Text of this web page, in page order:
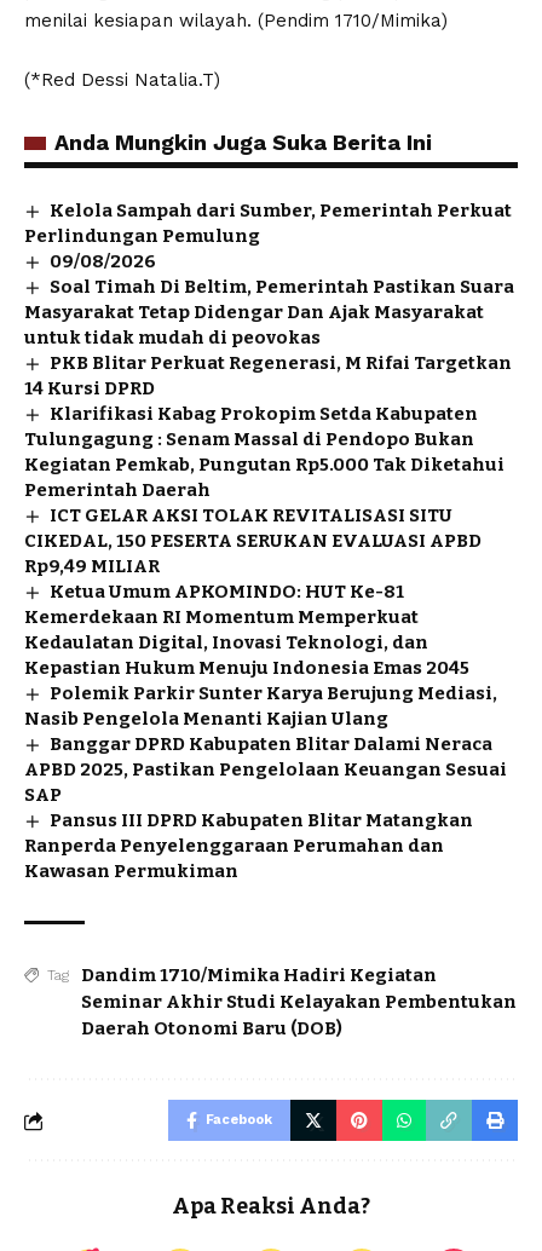
menilai kesiapan wilayah. (Pendim 1710/Mimika)
(*Red Dessi Natalia.T)
Anda Mungkin Juga Suka Berita Ini
Kelola Sampah dari Sumber, Pemerintah Perkuat
Perlindungan Pemulung
09/08/2026
Soal Timah Di Beltim, Pemerintah Pastikan Suara
Masyarakat Tetap Didengar Dan Ajak Masyarakat
untuk tidak mudah di peovokas
PKB Blitar Perkuat Regenerasi, M Rifai Targetkan
14 Kursi DPRD
Klarifikasi Kabag Prokopim Setda Kabupaten
Tulungagung : Senam Massal di Pendopo Bukan
Kegiatan Pemkab, Pungutan Rp5.000 Tak Diketahui
Pemerintah Daerah
ICT GELAR AKSI TOLAK REVITALISASI SITU
CIKEDAL, 150 PESERTA SERUKAN EVALUASI APBD
Rp9,49 MILIAR
Ketua Umum APKOMINDO: HUT Ke-81
Kemerdekaan RI Momentum Memperkuat
Kedaulatan Digital, Inovasi Teknologi, dan
Kepastian Hukum Menuju Indonesia Emas 2045
Polemik Parkir Sunter Karya Berujung Mediasi,
Nasib Pengelola Menanti Kajian Ulang
Banggar DPRD Kabupaten Blitar Dalami Neraca
APBD 2025, Pastikan Pengelolaan Keuangan Sesuai
SAP
Pansus III DPRD Kabupaten Blitar Matangkan
Ranperda Penyelenggaraan Perumahan dan
Kawasan Permukiman
Tag
Dandim 1710/Mimika Hadiri Kegiatan
Seminar Akhir Studi Kelayakan Pembentukan
Daerah Otonomi Baru (DOB)
Facebook
Apa Reaksi Anda?